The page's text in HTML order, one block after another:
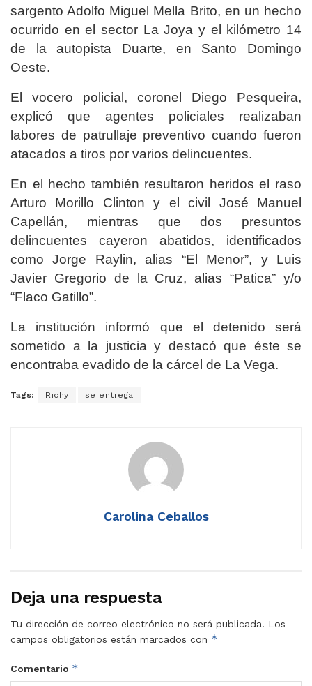
sargento Adolfo Miguel Mella Brito, en un hecho
ocurrido en el sector La Joya y el kilómetro 14
de la autopista Duarte, en Santo Domingo
Oeste.
El vocero policial, coronel Diego Pesqueira,
explicó que agentes policiales realizaban
labores de patrullaje preventivo cuando fueron
atacados a tiros por varios delincuentes.
En el hecho también resultaron heridos el raso
Arturo Morillo Clinton y el civil José Manuel
Capellán, mientras que dos presuntos
delincuentes cayeron abatidos, identificados
como Jorge Raylin, alias “El Menor”, y Luis
Javier Gregorio de la Cruz, alias “Patica” y/o
“Flaco Gatillo”.
La institución informó que el detenido será
sometido a la justicia y destacó que éste se
encontraba evadido de la cárcel de La Vega.
Tags: Richy se entrega
Carolina Ceballos
Deja una respuesta
Tu dirección de correo electrónico no será publicada. Los
campos obligatorios están marcados con *
Comentario *